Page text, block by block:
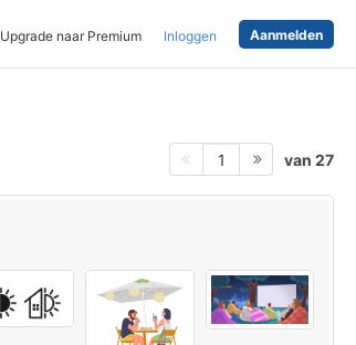
Upgrade naar Premium Inloggen Aanmelden
1 van 27